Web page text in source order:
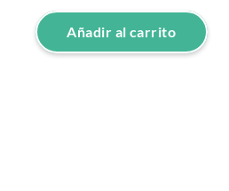
Añadir al carrito